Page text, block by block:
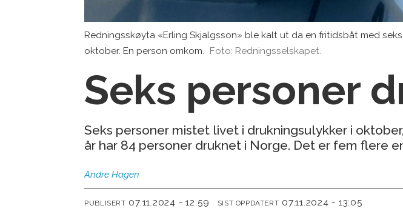
Redningsskøyta «Erling Skjalgsson» ble kalt ut da en fritidsbåt med
oktober. En person omkom.
Foto: Redningsselskapet.
Seks personer
Seks personer mistet livet i drukningsulykker i
år har 84 personer druknet i Norge. Det er fem flere
Andre Hagen
PUBLISERT 07.11.2024 - 12:59 SIST OPPDATERT 07.11.2024 - 13:05